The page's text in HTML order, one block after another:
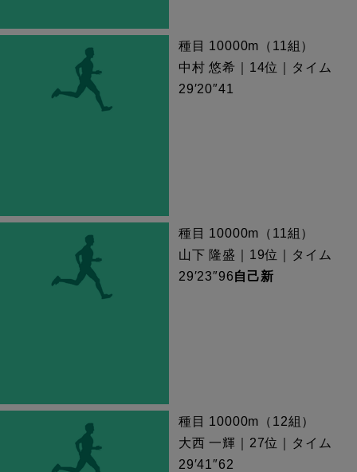
種目 10000m（11組）
中村 悠希｜14位｜タイム
29′20″41
種目 10000m（11組）
山下 隆盛｜19位｜タイム
29′23″96自己新
種目 10000m（12組）
大西 一輝｜27位｜タイム
29′41″62